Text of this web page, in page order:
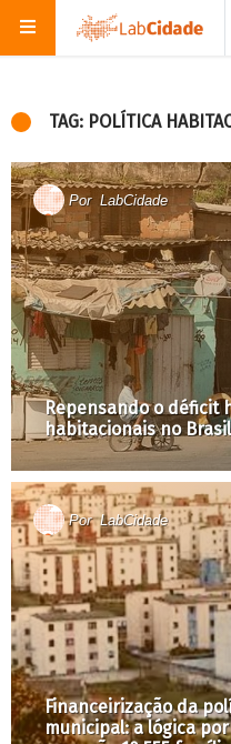
TAG: POLÍTICA
Por LabCidade
Repensando o déficit
habitacionais no Brasil
PorLabCidade
Financeirização da
municipal: a lógica